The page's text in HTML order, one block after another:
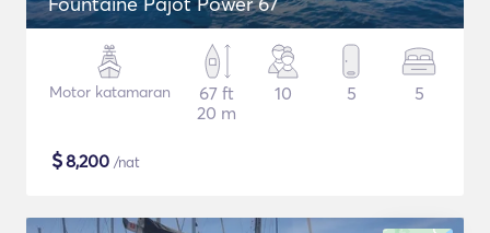
Motor katamaran
67 ft
20 m
10 5 5
$8,200 /nat